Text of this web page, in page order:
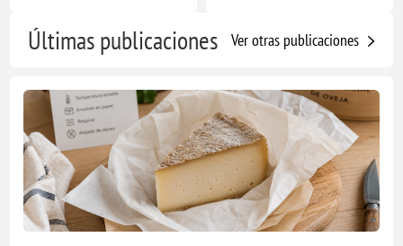
Últimas publicaciones Ver otras publicaciones